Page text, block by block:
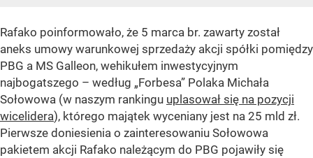
Rafako poinformowało, że 5 marca br. zawarty został
aneks umowy warunkowej sprzedaży akcji spółki pomiędzy
PBG a MS Galleon, wehikułem inwestycyjnym
najbogatszego – według „Forbesa” Polaka Michała
Sołowowa (w naszym rankingu uplasował się na pozycji
wicelidera), którego majątek wyceniany jest na 25 mld zł.
Pierwsze doniesienia o zainteresowaniu Sołowowa
pakietem akcji Rafako należącym do PBG pojawiły się